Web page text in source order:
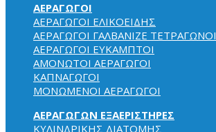
ΑΕΡΑΓΩΓΟΙ
ΑΕΡΑΓΩΓΟΙ ΕΛΙΚΟΕΙΔΗΣ
ΑΕΡΑΓΩΓΟΙ ΓΑΛΒΑΝΙΖΕ ΤΕΤΡΑΓΩΝΟΙ
ΑΕΡΑΓΩΓΟΙ ΕΥΚΑΜΠΤΟΙ
ΑΜΟΝΩΤΟΙ ΑΕΡΑΓΩΓΟΙ
ΚΑΠΝΑΓΩΓΟΙ
ΜΟΝΩΜΕΝΟΙ ΑΕΡΑΓΩΓΟΙ
ΑΕΡΑΓΩΓΩΝ ΕΞΑΕΡΙΣΤΗΡΕΣ
ΚΥΛΙΝΔΡΙΚΗΣ ΔΙΑΤΟΜΗΣ